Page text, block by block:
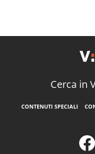
Cerca in
CONTENUTI SPECIALI